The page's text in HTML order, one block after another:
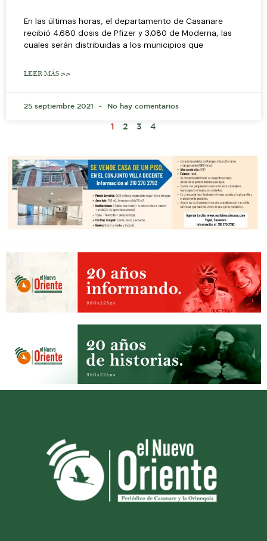
En las últimas horas, el departamento de Casanare
recibió 4.680 dosis de Pfizer y 3.080 de Moderna, las
cuales serán distribuidas a los municipios que
LEER MÁS >>
25 septiembre 2021 No hay comentarios
1 2 3 4